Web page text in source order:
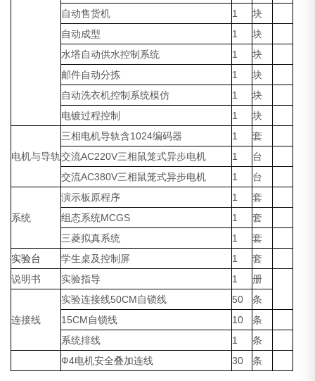
自动售货机
1
块
自动成型
1
块
水塔自动供水控制系统
1
块
邮件自动分拣
1
块
自动洗衣机控制系统模仿
1
块
电镀过程控制
1 块
电机与导轨
三相电机导轨含1024编码器 1
套
交流AC220V三相鼠笼式异步电机
1
台
交流AC380V三相鼠笼式异步电机
1 台
系统
演示板原程序 1
套
组态系统MCGS
1
套
三菱拟真系统
1
套
实验台
学生桌及控制屏 1
套
说明书
实验指导 1 册
连接线
实验连接线50CM自锁线 50
条
15CM自锁线
10
条
系统排线
1
条
Ф4电机安全叠加连线
30 条